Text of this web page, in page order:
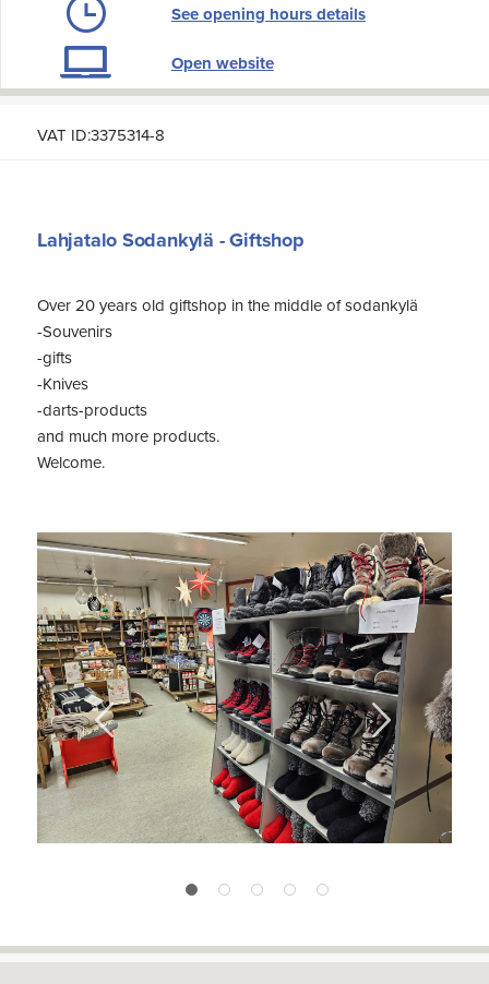
See opening hours details
Open website
VAT ID:3375314-8
Lahjatalo Sodankylä - Giftshop
Over 20 years old giftshop in the middle of sodankylä
-Souvenirs
-gifts
-Knives
-darts-products
and much more products.
Welcome.
Previous Next
2 4